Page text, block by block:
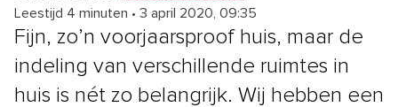
Leestijd 4 minuten • 3 april 2020, 09:35
Fijn, zo’n voorjaarsproof huis, maar de
indeling van verschillende ruimtes in
huis is nét zo belangrijk. Wij hebben een